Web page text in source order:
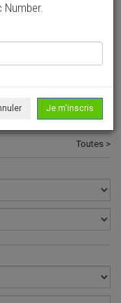
Tous >
Toutes >
Number.
Je m'inscris